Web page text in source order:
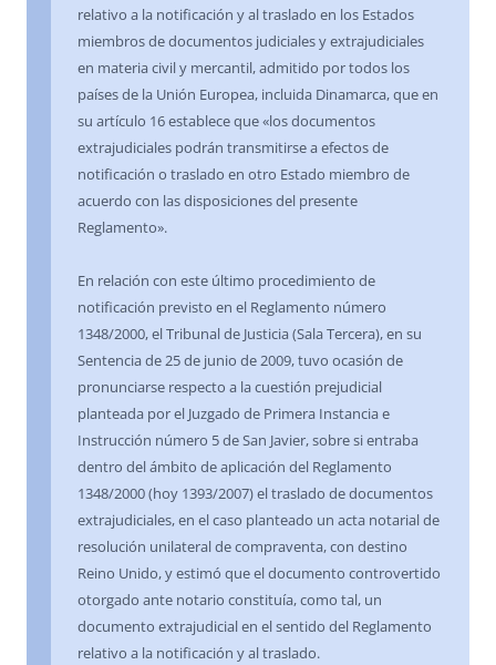
relativo a la notificación y al traslado en los Estados
miembros de documentos judiciales y extrajudiciales
en materia civil y mercantil, admitido por todos los
países de la Unión Europea, incluida Dinamarca, que en
su artículo 16 establece que «los documentos
extrajudiciales podrán transmitirse a efectos de
notificación o traslado en otro Estado miembro de
acuerdo con las disposiciones del presente
Reglamento».
En relación con este último procedimiento de
notificación previsto en el Reglamento número
1348/2000, el Tribunal de Justicia (Sala Tercera), en su
Sentencia de 25 de junio de 2009, tuvo ocasión de
pronunciarse respecto a la cuestión prejudicial
planteada por el Juzgado de Primera Instancia e
Instrucción número 5 de San Javier, sobre si entraba
dentro del ámbito de aplicación del Reglamento
1348/2000 (hoy 1393/2007) el traslado de documentos
extrajudiciales, en el caso planteado un acta notarial de
resolución unilateral de compraventa, con destino
Reino Unido, y estimó que el documento controvertido
otorgado ante notario constituía, como tal, un
documento extrajudicial en el sentido del Reglamento
relativo a la notificación y al traslado.